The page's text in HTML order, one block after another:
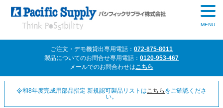
MENU
ご注文・デモ機貸出専用電話： 072-875-8011
製品についてのお問合せ専用電話： 0120-953-467
メールでのお問合わせはこちら
令和8年度完成用部品指定 新規認可製品リストはこちら をご確認くださ
い。